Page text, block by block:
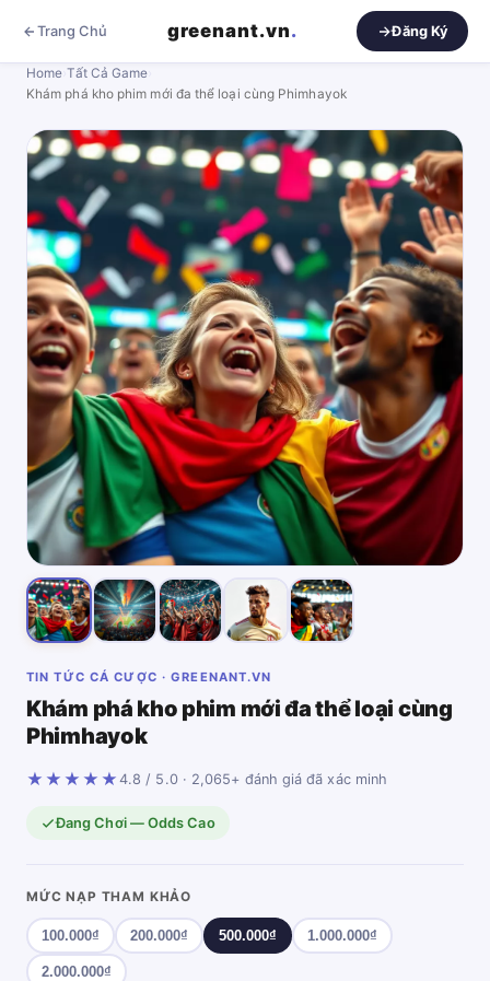
Trang Chủ greenant.vn. Đăng Ký
Home ›Tất Cả Game
Khám phá kho phim mới đa thể loại cùng Phimhayok
TIN TỨC CÁ CƯỢC · GREENANT.VN
Khám phá kho phim mới đa thể loại cùng
Phimhayok
★★★★★ 4.8 / 5.0 · 2,065+ đánh giá đã xác minh
Đang Chơi — Odds Cao
MỨC NẠP THAM KHẢO
100.000₫ 200.000₫ 500.000₫ 1.000.000₫
2.000.000₫